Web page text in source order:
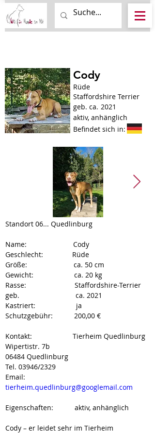
Cody
Rüde
Staffordshire Terrier
geb. ca. 2021
aktiv, anhänglich
Befindet sich in:
Standort 06... Quedlinburg
Name:                        Cody
Geschlecht:               Rüde
Größe:                        ca. 50 cm
Gewicht:                     ca. 20 kg
Rasse:                         Staffordshire-Terrier
geb.                             ca. 2021
Kastriert:                     ja
Schutzgebühr:           200,00 €
Kontakt:                     Tierheim Quedlinburg
Wipertistr. 7b
06484 Quedlinburg
Tel. 03946/2329
tierheim.quedlinburg@googlemail.com
Eigenschaften:           aktiv, anhänglich
Cody – er leidet sehr im Tierheim